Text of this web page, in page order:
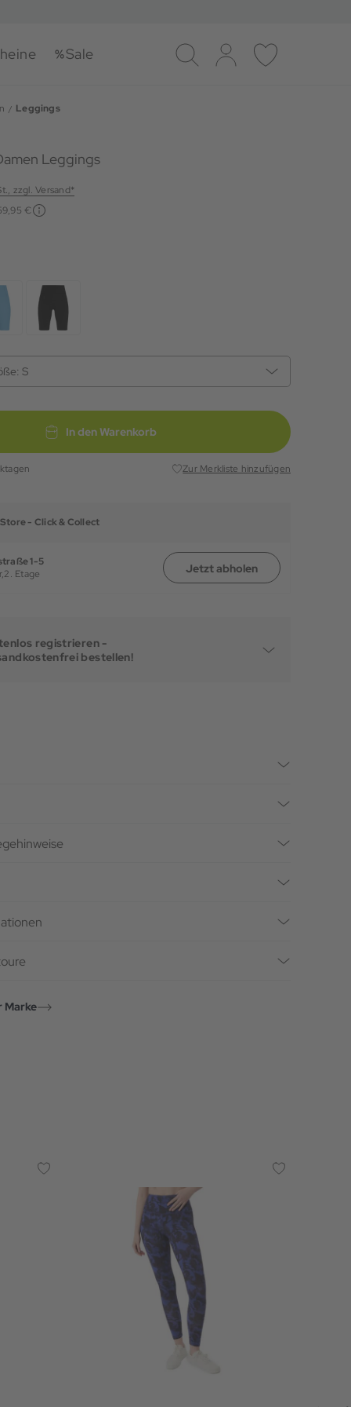
Sale
Suche Log-in Merkliste
Leggings
Leggings
zzgl. Versand*
€
S
In den Warenkorb
Zur Merkliste hinzufügen
- Click & Collect
1-5
2. Etage Jetzt abholen
registrieren -
bestellen!
Marke